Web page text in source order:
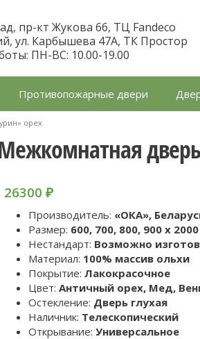
пр-кт Жукова 66, ТЦ Fandeco
ул. Карбышева 47А, ТК Простор
ПН-ВС: 10.00-19.00
Противопожарные двери
орех
26300₽
Производитель: «ОКА»,
Размер: 600, 700, 800, 900 x
Нестандарт: Возможно
Материал: 100% массив ольхи
Покрытие:Лакокрасочное
Цвет:Античный орех, Мед,
Остекление: Дверь глухая
Наличник: Телескопический
Открывание:Универсальное